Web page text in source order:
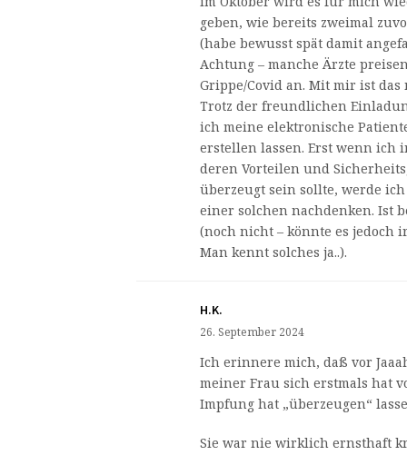
geben, wie bereits zweimal
(habe bewusst spät damit
Achtung – manche Ärzte
Grippe/Covid an. Mit mir ist das
Trotz der freundlichen
ich meine elektronische
erstellen lassen. Erst wenn ich
deren Vorteilen und
überzeugt sein sollte, werde
einer solchen nachdenken. Ist
(noch nicht – könnte es jedoch
Man kennt solches ja..).
H.K.
26. September 2024
Ich erinnere mich, daß vor
meiner Frau sich erstmals hat
Impfung hat „überzeugen“
Sie war nie wirklich ernsthaft